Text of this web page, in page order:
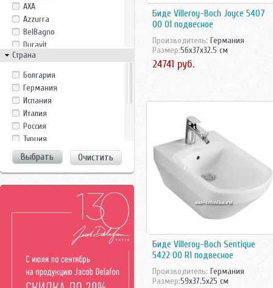
AXA
Azzurra
BelBagno
Duravit
Gala
Gustavsberg
Ideal Standard
Ido
Ifo
Imex
Jacob Delafon
Laufen
Noken
Roca
Vidima
Страна
Болгария
Германия
Испания
Италия
Россия
Турция
Финляндия
Франция
Чехия/Россия
Очистить
Биде Villeroy-Boch Joyce 5407
00 01 подвесное
Производитель: Германия
Размер:56x37x32.5 см
24741 руб.
Биде Villeroy-Boch Sentique
5422 00 R1 подвесное
Производитель: Германия
Размер:59x37.5x25 см